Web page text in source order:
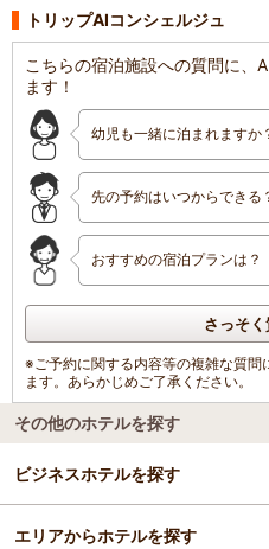
トリップAIコンシェルジュ
こちらの宿泊施設への質問に、
ます！
幼児も一緒に泊まれますか
先の予約はいつからできる
おすすめの宿泊プランは？
さっそ
※ご予約に関する内容等の複雑な質
ます。あらかじめご了承ください。
その他のホテルを探す
ビジネスホテルを探す
広島県
エリアからホテルを探す